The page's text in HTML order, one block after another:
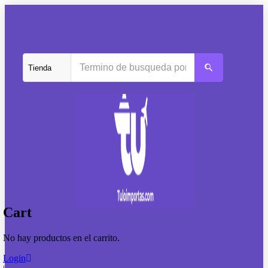
Cart
No hay productos en el carrito.
Login